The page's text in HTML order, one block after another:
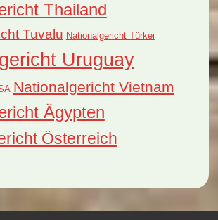
Thailand
Tuvalu Nationalgericht Türkei
Uruguay
Nationalgericht Vietnam
Ägypten
Österreich